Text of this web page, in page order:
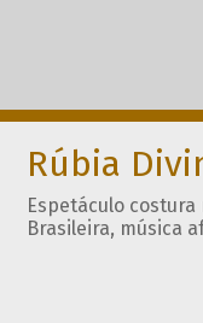
Rúbia
Espetáculo
Brasileira, música